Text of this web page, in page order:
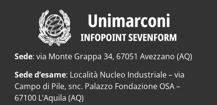
Sede: via Monte Grappa 34, 67051 Avezzano (AQ)
Sede d’esame: Località Nucleo Industriale – via
Campo di Pile, snc. Palazzo Fondazione OSA –
67100 L’Aquila (AQ)